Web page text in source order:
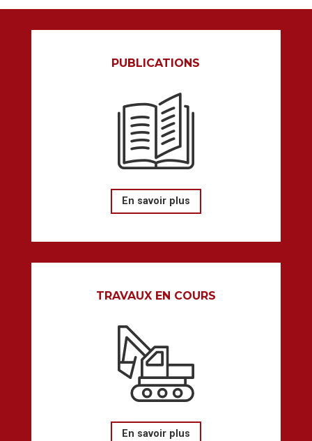
PUBLICATIONS
En savoir plus
TRAVAUX EN COURS
En savoir plus